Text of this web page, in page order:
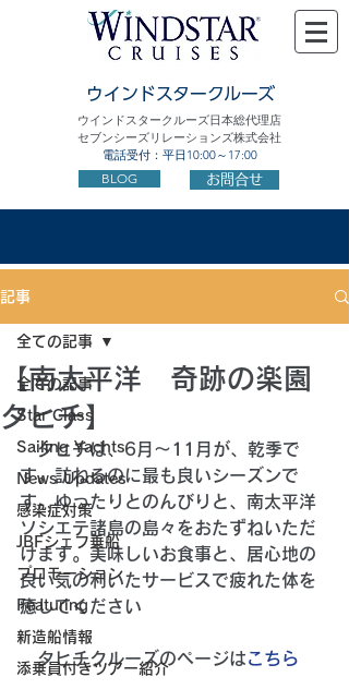
ウインドスタークルーズ
ウインドスタークルーズ日本総代理店
セブンシーズリレーションズ株式会社
電話受付：平日10:00～17:00
BLOG お問合せ
記事
全ての記事
Star Class
Sailing Yachts
News Updates
感染症対策
JBFシェフ乗船
プロモーション
Featuring
新造船情報
添乗員付きツアー紹介
全ての記事
【南太平洋 奇跡の楽園
タヒチ】
タヒチは、6月～11月が、乾季で
す。訪ねるのに最も良いシーズンで
す。ゆったりとのんびりと、南太平洋
ソシエテ諸島の島々をおたずねいただ
けます。美味しいお食事と、居心地の
良い気の利いたサービスで疲れた体を
癒してください
タヒチクルーズのページはこちら